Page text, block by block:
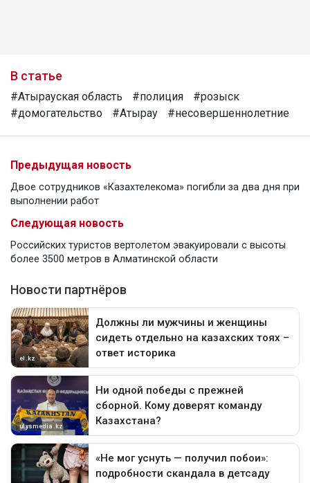
В статье
#Атырауская область #полиция
#розыск
#домогательство
#Атырау #несовершеннолетние
Предыдущая новость
Двое сотрудников «Казахтелекома» погибли за два дня при
выполнении работ
Следующая новость
Российских туристов вертолетом эвакуировали с высоты
более 3500 метров в Алматинской области